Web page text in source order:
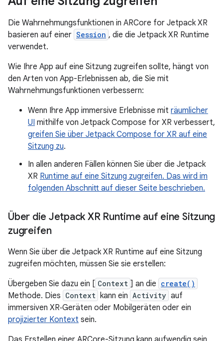
Die Wahrnehmungsfunktionen in ARCore for Jetpack XR
basieren auf einer Session , die die Jetpack XR Runtime
verwendet.
Wie Ihre App auf eine Sitzung zugreifen sollte, hängt von
den Arten von App-Erlebnissen ab, die Sie mit
Wahrnehmungsfunktionen verbessern:
Wenn Ihre App immersive Erlebnisse mit räumlicher
UI mithilfe von Jetpack Compose for XR verbessert,
greifen Sie über Jetpack Compose for XR auf eine
Sitzung zu.
In allen anderen Fällen können Sie über die Jetpack
XR Runtime auf eine Sitzung zugreifen. Das wird im
folgenden Abschnitt auf dieser Seite beschrieben.
Über die Jetpack XR Runtime auf eine Sitzung
zugreifen
Wenn Sie über die Jetpack XR Runtime auf eine Sitzung
zugreifen möchten, müssen Sie sie erstellen:
Übergeben Sie dazu ein [ Context ] an die create()
Methode. Dies Context kann ein Activity auf
immersiven XR‑Geräten oder Mobilgeräten oder ein
projizierter Kontext sein.